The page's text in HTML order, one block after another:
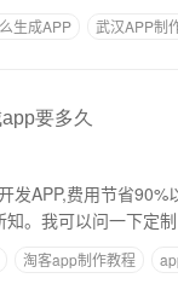
生成APP 武汉APP制
要多久
发APP,费用节省
。我可以问一下定
淘客app制作教程